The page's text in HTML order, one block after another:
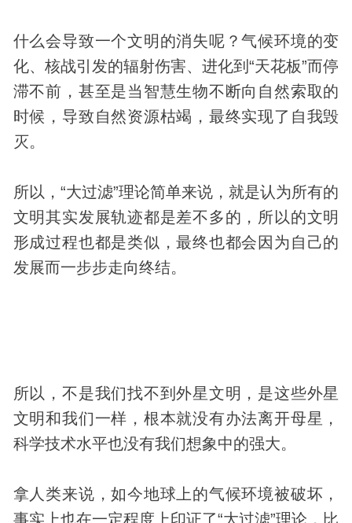
什么会导致一个文明的消失呢？气候环境的变
化、核战引发的辐射伤害、进化到“天花板”而停
滞不前，甚至是当智慧生物不断向自然索取的
时候，导致自然资源枯竭，最终实现了自我毁
灭。
所以，“大过滤”理论简单来说，就是认为所有的
文明其实发展轨迹都是差不多的，所以的文明
形成过程也都是类似，最终也都会因为自己的
发展而一步步走向终结。
所以，不是我们找不到外星文明，是这些外星
文明和我们一样，根本就没有办法离开母星，
科学技术水平也没有我们想象中的强大。
拿人类来说，如今地球上的气候环境被破坏，
事实上也在一定程度上印证了“大过滤”理论，比